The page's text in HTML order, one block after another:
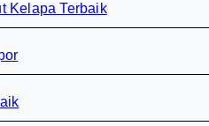
Kelapa Terbaik